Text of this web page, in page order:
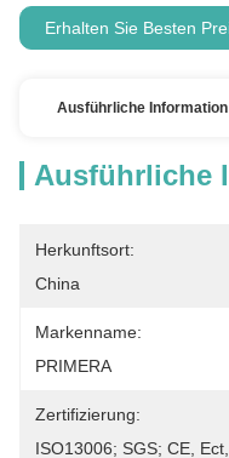
Erhalten Sie Besten
Ausführliche Information
Ausführliche
Herkunftsort:
China
Markenname:
PRIMERA
Zertifizierung:
ISO13006; SGS; CE, Ect,